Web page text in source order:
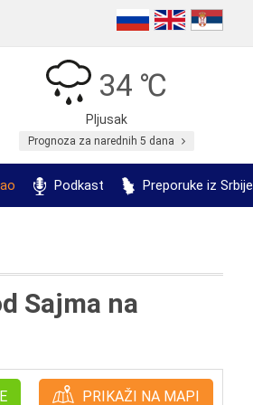
34 ℃
Pljusak
Prognoza za narednih 5 dana
Podkast Preporuke iz Srbije
Sajma na
PRIKAŽI NA MAPI